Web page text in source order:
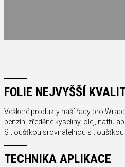
FOLIE NEJVYŠŠÍ
Veškeré produkty naší řady pro
benzín, zředěné kyseliny, olej, naftu
S tloušťkou srovnatelnou s tloušťkou
TECHNIKA APLIKACE